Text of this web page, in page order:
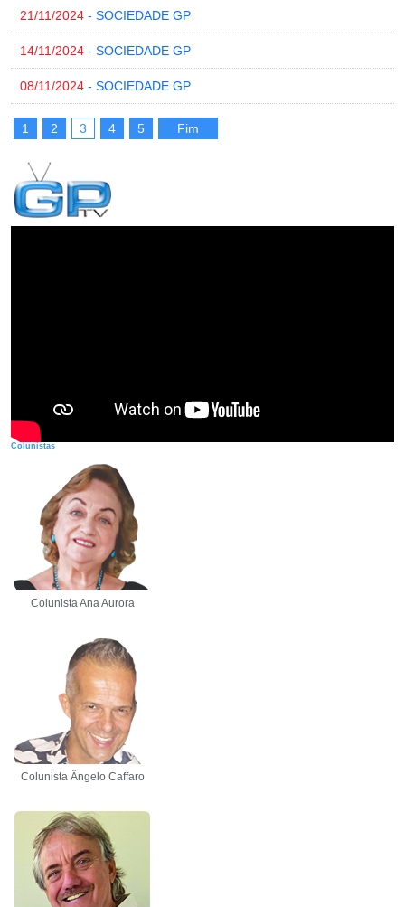
21/11/2024 - SOCIEDADE GP
14/11/2024 - SOCIEDADE GP
08/11/2024 - SOCIEDADE GP
1 2 3 4 5 Fim
Colunistas
Colunista Ana Aurora
Colunista Ângelo Caffaro